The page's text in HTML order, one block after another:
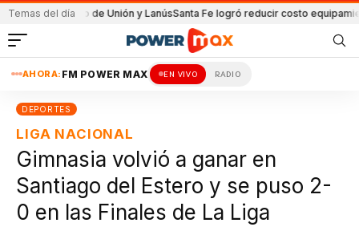
Temas del día
partido de Unión y LanúsSanta Fe logró reducir costo equipamiento
AHORA: FM POWER MAX EN VIVO RADIO
DEPORTES
LIGA NACIONAL
Gimnasia volvió a ganar en
Santiago del Estero y se puso 2-
0 en las Finales de La Liga